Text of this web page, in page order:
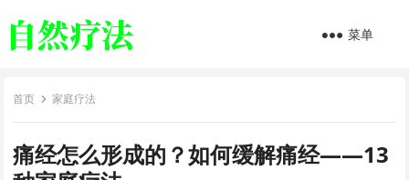
菜单
首页 家庭疗法
痛经怎么形成的？如何缓解痛经——13